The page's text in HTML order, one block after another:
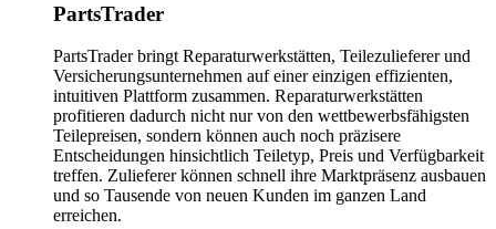
PartsTrader
PartsTrader bringt Reparaturwerkstätten, Teilezulieferer und
Versicherungsunternehmen auf einer einzigen effizienten,
intuitiven Plattform zusammen. Reparaturwerkstätten
profitieren dadurch nicht nur von den wettbewerbsfähigsten
Teilepreisen, sondern können auch noch präzisere
Entscheidungen hinsichtlich Teiletyp, Preis und Verfügbarkeit
treffen. Zulieferer können schnell ihre Marktpräsenz ausbauen
und so Tausende von neuen Kunden im ganzen Land
erreichen.